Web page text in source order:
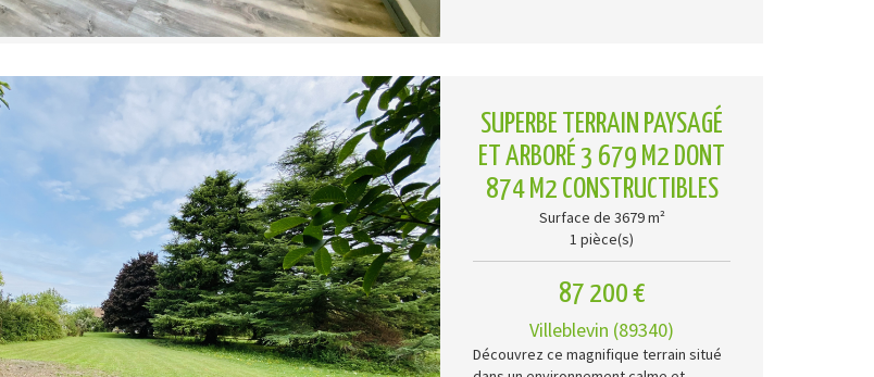
SUPERBE TERRAIN PAYSAGÉ
ET ARBORÉ 3 679 M2 DONT
874 M2 CONSTRUCTIBLES
Surface de 3679 m²
1 pièce(s)
87 200 €
Villeblevin (89340)
Découvrez ce magnifique terrain situé